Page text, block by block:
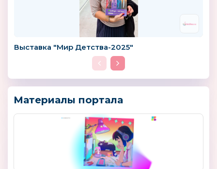
Выставка "Мир Детства-2025"
Материалы портала